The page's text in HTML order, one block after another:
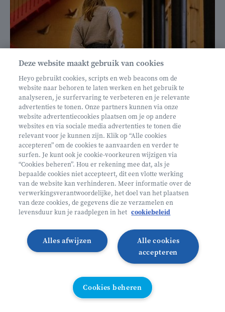
€ 265
Helan: €239
Fashion Restyling Lab
Antwerpen Pulcinella België
12 - 15 jaar
10/08 - 14/08
Zonder overnachting
Lees meer Inschrijven
Deze website maakt gebruik van cookies
Heyo gebruikt cookies, scripts en web beacons om de
website naar behoren te laten werken en het gebruik te
analyseren, je surfervaring te verbeteren en je relevante
advertenties te tonen. Onze partners kunnen via onze
website advertentiecookies plaatsen om je op andere
websites en via sociale media advertenties te tonen die
relevant voor je kunnen zijn. Klik op “Alle cookies
accepteren” om de cookies te aanvaarden en verder te
surfen. Je kunt ook je cookie-voorkeuren wijzigen via
“Cookies beheren”. Hou er rekening mee dat, als je
bepaalde cookies niet accepteert, dit een vlotte werking
van de website kan verhinderen. Meer informatie over de
verwerkingsverantwoordelijke, het doel van het plaatsen
van deze cookies, de gegevens die ze verzamelen en
levensduur kun je raadplegen in het cookiebeleid
Alle cookies
accepteren
Alles afwijzen
Cookies beheren